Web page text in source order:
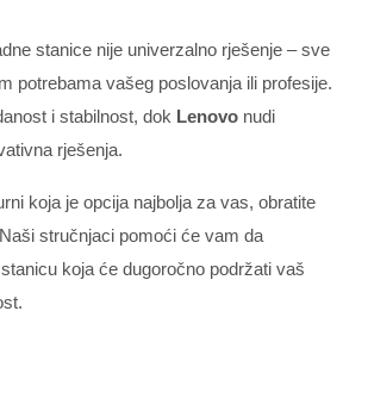
stanice nije univerzalno rješenje – sve
potrebama vašeg poslovanja ili profesije.
i stabilnost, dok Lenovo nudi
rješenja.
koja je opcija najbolja za vas, obratite
stručnjaci pomoći će vam da
koja će dugoročno podržati vaš